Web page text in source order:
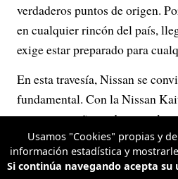
verdaderos puntos de origen.
en cualquier rincón del país,
exige estar preparado para
En esta travesía, Nissan se
fundamental. Con la Nissan
como compañeras de ruta, el
con la misma versatilidad que
colombiano: impredecible,
Usamos "Cookies" propias y
información estadística y
Si continúa navegando acepta su